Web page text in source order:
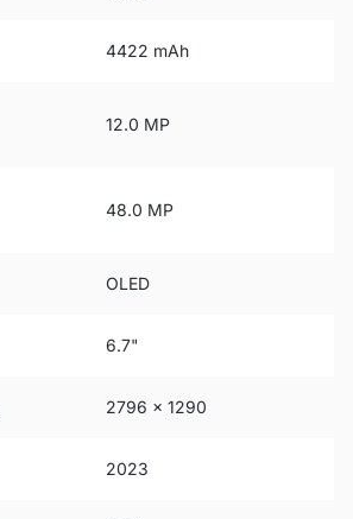
4422 mAh
12.0 MP
48.0 MP
OLED
6.7"
2796 x 1290
2023